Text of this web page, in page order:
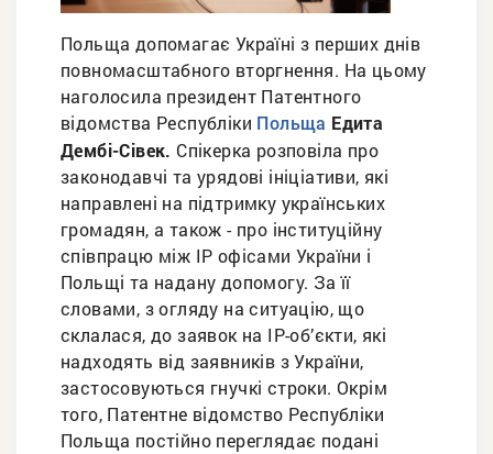
Польща допомагає Україні з перших днів
повномасштабного вторгнення. На цьому
наголосила президент Патентного
відомства Республіки Польща Едита
Дембі-Сівек. Спікерка розповіла про
законодавчі та урядові ініціативи, які
направлені на підтримку українських
громадян, а також - про інституційну
співпрацю між ІР офісами України і
Польщі та надану допомогу. За її
словами, з огляду на ситуацію, що
склалася, до заявок на ІР-об’єкти, які
надходять від заявників з України,
застосовуються гнучкі строки. Окрім
того, Патентне відомство Республіки
Польща постійно переглядає подані